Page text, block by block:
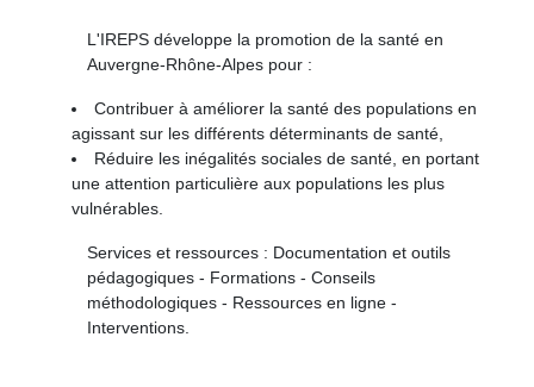
L'IREPS développe la promotion de la santé en
Auvergne-Rhône-Alpes pour :
Contribuer à améliorer la santé des populations en
agissant sur les différents déterminants de santé,
Réduire les inégalités sociales de santé, en portant
une attention particulière aux populations les plus
vulnérables.
Services et ressources : Documentation et outils
pédagogiques - Formations - Conseils
méthodologiques - Ressources en ligne -
Interventions.